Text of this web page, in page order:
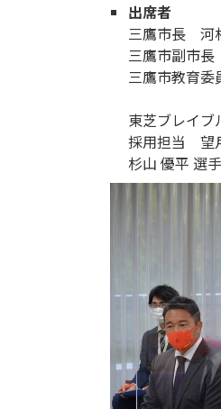
出席者
三鷹市長 河
三鷹市副市
三鷹市教育
東芝ブレイ
採用担当 望
杉山 優平 選手